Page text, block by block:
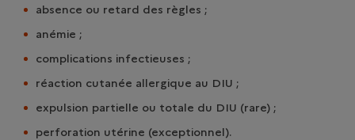
absence ou retard des règles ;
anémie ;
complications infectieuses ;
réaction cutanée allergique au DIU ;
expulsion partielle ou totale du DIU (rare) ;
perforation utérine (exceptionnel).